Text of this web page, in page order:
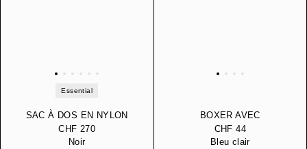
Essential
SAC À DOS EN NYLON
JACQUARD À UNE
BRETELLE ESSENTIAL
CHF 270
Noir
BOXER AVEC
DIFFÉRENTS MOTIFS
IMPRIMÉS
CHF 44
Bleu clair